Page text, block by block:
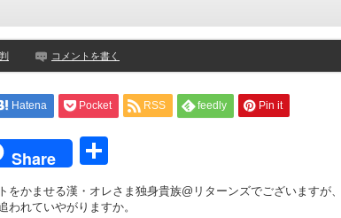
コメントを書く
Hatena Pocket RSS feedly Pin it
Share
有
をかませる漢・オレさま独身貴族@リターンズでございますが、
われていやがりますか。